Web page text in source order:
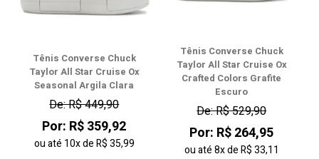
Tênis Converse Chuck
Taylor All Star Cruise Ox
Seasonal Argila Clara
De: R$ 449,90
Por: R$ 359,92
ou até 10xdeR$ 35,99
Tênis Converse Chuck
Taylor All Star Cruise Ox
Crafted Colors Grafite
Escuro
De: R$ 529,90
Por: R$ 264,95
ou até8xdeR$ 33,11